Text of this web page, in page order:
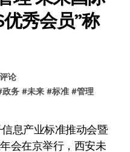
优秀会员”称
论
政务 #未来 #标准 #管理
会在京举行，西安未